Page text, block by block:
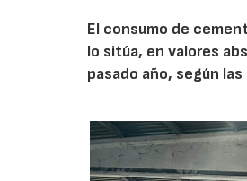
El consumo de
lo sitúa, en valores
pasado año, según